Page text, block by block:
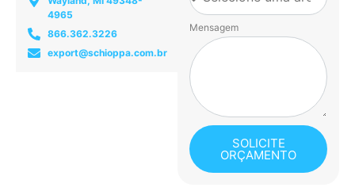
4965
866.362.3226
export@schioppa.com.br
Mensagem
SOLICITE
ORÇAMENTO